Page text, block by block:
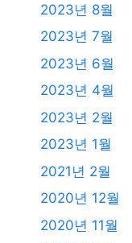
2023년 8월
2023년 7월
2023년 6월
2023년 4월
2023년 2월
2023년 1월
2021년 2월
2020년 12월
2020년 11월